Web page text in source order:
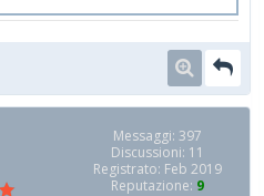
Messaggi: 397
Discussioni: 11
Registrato: Feb 2019
Reputazione: 9